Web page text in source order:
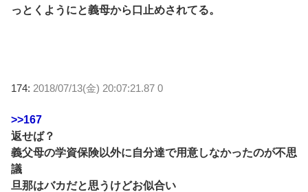
っとくようにと義母から口止めされてる。
174: 2018/07/13(金) 20:07:21.87 0
>>167
返せば？
義父母の学資保険以外に自分達で用意しなかったのが不思
議
旦那はバカだと思うけどお似合い